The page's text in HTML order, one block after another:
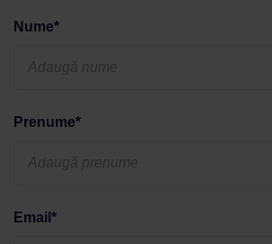
Nume*
Prenume*
Email*